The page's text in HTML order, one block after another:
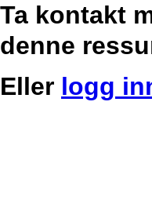
Ta kontakt
denne
Eller logg